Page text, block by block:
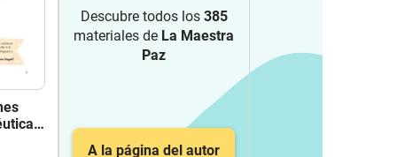
Descubre todos los 385
materiales de La Maestra
Paz
A la página del autor